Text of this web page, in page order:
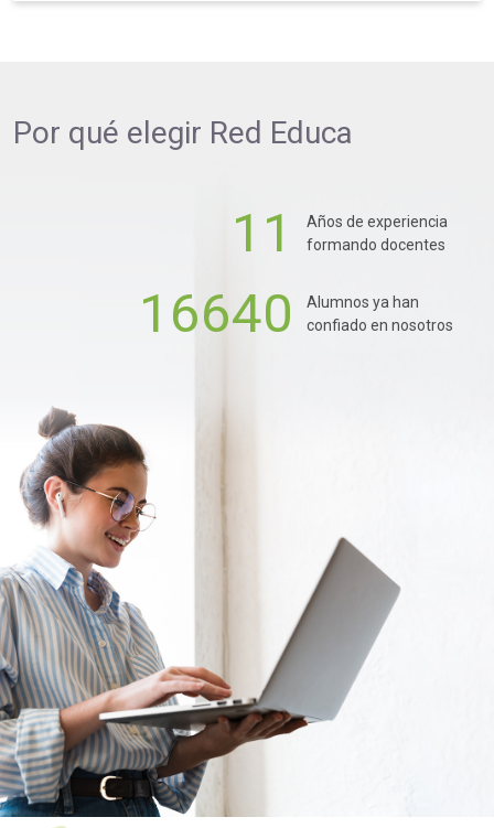
Por qué elegir Red Educa
11
Años de experiencia
formando docentes
16640
Alumnos ya han
confiado en nosotros